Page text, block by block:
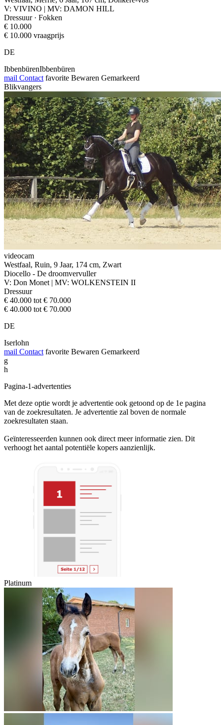
V: VIVINO | MV: DAMON HILL
Dressuur · Fokken
€ 10.000
€ 10.000 vraagprijs
DE
IbbenbürenIbbenbüren
mail Contact favorite Bewaren Gemarkeerd
Blikvangers
videocam
Westfaal, Ruin, 9 Jaar, 174 cm, Zwart
Diocello - De droomvervuller
V: Don Monet | MV: WOLKENSTEIN II
Dressuur
€ 40.000 tot € 70.000
€ 40.000 tot € 70.000
DE
Iserlohn
mail Contact favorite Bewaren Gemarkeerd
g
h
Pagina-1-advertenties
Met deze optie wordt je advertentie ook getoond op de 1e pagina
van de zoekresultaten. Je advertentie zal boven de normale
zoekresultaten staan.
Geïnteresseerden kunnen ook direct meer informatie zien. Dit
verhoogt het aantal potentiële kopers aanzienlijk.
Platinum